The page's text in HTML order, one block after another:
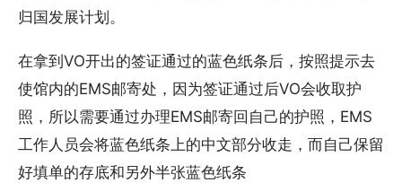
归国发展计划。
在拿到VO开出的签证通过的蓝色纸条后，按照提示去
使馆内的EMS邮寄处，因为签证通过后VO会收取护
照，所以需要通过办理EMS邮寄回自己的护照，EMS
工作人员会将蓝色纸条上的中文部分收走，而自己保留
好填单的存底和另外半张蓝色纸条